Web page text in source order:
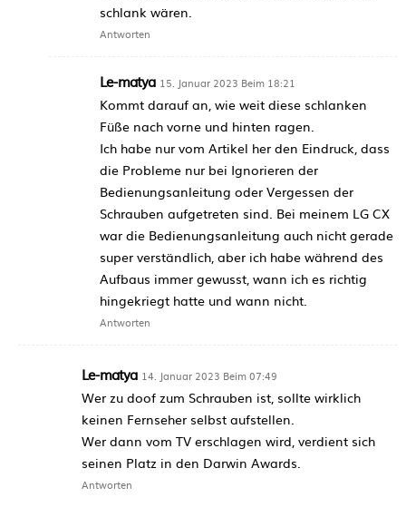
schlank wären.
Antworten
Le-matya 15. Januar 2023 Beim 18:21
Kommt darauf an, wie weit diese schlanken
Füße nach vorne und hinten ragen.
Ich habe nur vom Artikel her den Eindruck, dass
die Probleme nur bei Ignorieren der
Bedienungsanleitung oder Vergessen der
Schrauben aufgetreten sind. Bei meinem LG CX
war die Bedienungsanleitung auch nicht gerade
super verständlich, aber ich habe während des
Aufbaus immer gewusst, wann ich es richtig
hingekriegt hatte und wann nicht.
Antworten
Le-matya 14. Januar 2023 Beim 07:49
Wer zu doof zum Schrauben ist, sollte wirklich
keinen Fernseher selbst aufstellen.
Wer dann vom TV erschlagen wird, verdient sich
seinen Platz in den Darwin Awards.
Antworten